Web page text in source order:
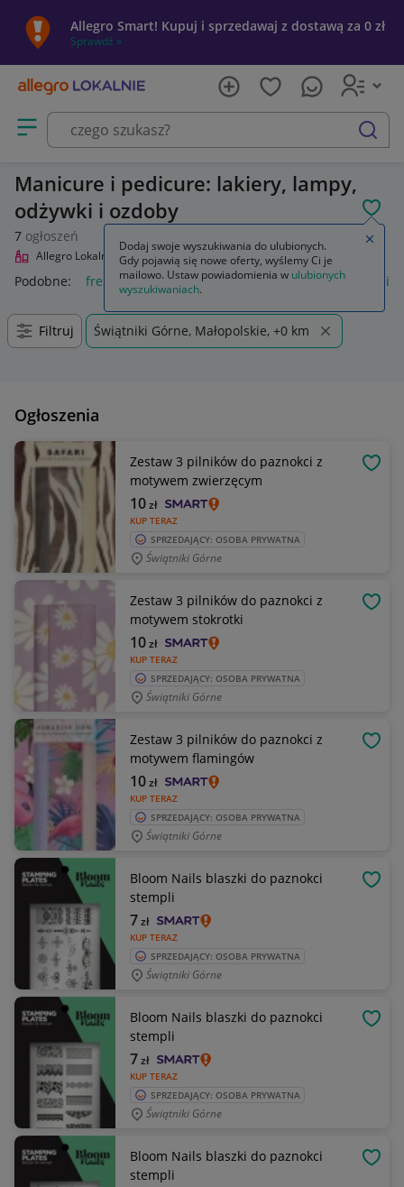
Allegro Smart! Kupuj i sprzedawaj z dostawą za 0 zł
Sprawdź »
Otwórz menu z kategoriami
szukaj
Manicure i pedicure: lakiery, lampy,
odżywki i ozdoby
7 ogłoszeń
Allegro Lokalnie Uroda Manicure i pedicure
Podobne: frezarka do manicure i pedicure zestaw do
Filtruj Świątniki Górne, Małopolskie, +0 km
Ogłoszenia
Zestaw 3 pilników do paznokci z
motywem zwierzęcym
KUP TERAZ
10zł
SPRZEDAJĄCY: OSOBA PRYWATNA
Świątniki Górne
Zestaw 3 pilników do paznokci z
motywem stokrotki
KUP TERAZ
10zł
SPRZEDAJĄCY: OSOBA PRYWATNA
Świątniki Górne
Zestaw 3 pilników do paznokci z
motywem flamingów
KUP TERAZ
10zł
SPRZEDAJĄCY: OSOBA PRYWATNA
Świątniki Górne
Bloom Nails blaszki do paznokci
stempli
KUP TERAZ
7zł
SPRZEDAJĄCY: OSOBA PRYWATNA
Świątniki Górne
Bloom Nails blaszki do paznokci
stempli
KUP TERAZ
7zł
SPRZEDAJĄCY: OSOBA PRYWATNA
Świątniki Górne
Bloom Nails blaszki do paznokci
stempli
Dodaj swoje wyszukiwania do ulubionych.
Gdy pojawią się nowe oferty, wyślemy Ci je
mailowo. Ustaw powiadomienia w ulubionych
wyszukiwaniach.